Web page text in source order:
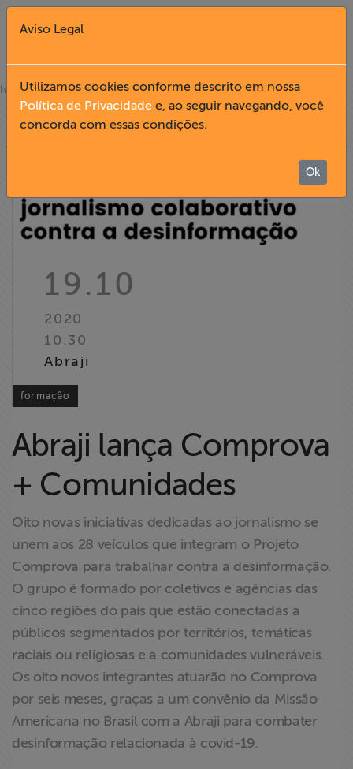
Fechar X
English
Institucional
Informação
Liberdade de
Expressão
Projetos
Proteção Legal
e Litigância
dos
Homenageados
Notícias
Associe-se
Doe para
ABRAJI
home»notícias
19.10
2020
10:30
Abraji
formação
Abraji lança Comprova
+ Comunidades
Oito novas iniciativas dedicadas ao jornalismo se
unem aos 28 veículos que integram o Projeto
Comprova para trabalhar contra a desinformação.
O grupo é formado por coletivos e agências das
cinco regiões do país que estão conectadas a
públicos segmentados por territórios, temáticas
raciais ou religiosas e a comunidades vulneráveis.
Os oito novos integrantes atuarão no Comprova
por seis meses, graças a um convênio da Missão
Americana no Brasil com a Abraji para combater
desinformação relacionada à covid-19.
Aviso Legal
Utilizamos cookies conforme descrito em nossa
Política de Privacidade e, ao seguir navegando, você
concorda com essas condições.
Ok